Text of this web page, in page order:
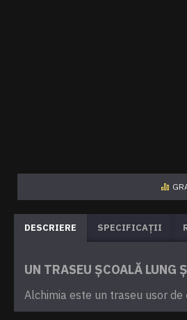
DESCRIERE SPECIFICAȚII
UN TRASEU ȘCOALĂ LUNG
Alchimia este un traseu usor de